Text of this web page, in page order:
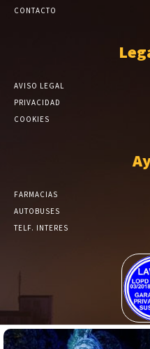
CONTACTO
AVISO LEGAL
PRIVACIDAD
COOKIES
FARMACIAS
AUTOBUSES
TELF. INTERES
El Periódico de Yecla alcanza